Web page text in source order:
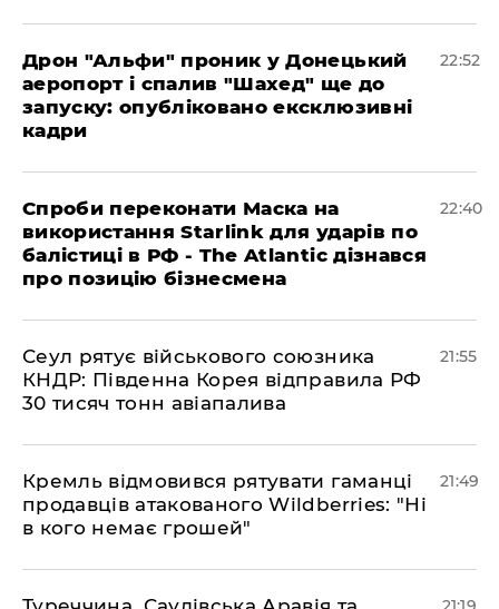
​Дрон "Альфи" проник у Донецький
аеропорт і спалив "Шахед" ще до
запуску: опубліковано ексклюзивні
кадри
22:52
​Спроби переконати Маска на
використання Starlink для ударів по
балістиці в РФ - The Atlantic дізнався
про позицію бізнесмена
22:40
​Сеул рятує військового союзника
КНДР: Південна Корея відправила РФ
30 тисяч тонн авіапалива
21:55
​Кремль відмовився рятувати гаманці
продавців атакованого Wildberries: "Ні
в кого немає грошей"
21:49